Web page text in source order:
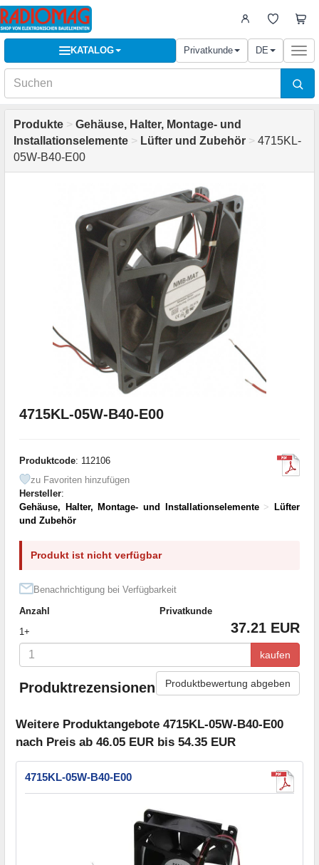
KATALOG Privatkunde DE
Produkte > Gehäuse, Halter, Montage- und
Installationselemente > Lüfter und Zubehör > 4715KL-
05W-B40-E00
4715KL-05W-B40-E00
Produktcode: 112106
zu Favoriten hinzufügen
Hersteller:
Gehäuse, Halter, Montage- und Installationselemente > Lüfter
und Zubehör
Produkt ist nicht verfügbar
Benachrichtigung bei Verfügbarkeit
Anzahl
Privatkunde
1+
37.21 EUR
kaufen
Produktrezensionen Produktbewertung abgeben
Weitere Produktangebote 4715KL-05W-B40-E00
nach Preis ab 46.05 EUR bis 54.35 EUR
4715KL-05W-B40-E00